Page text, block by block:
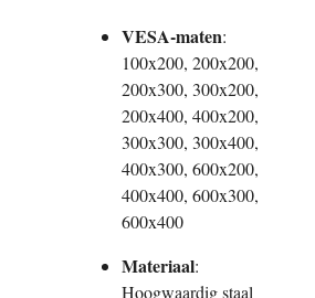
VESA-maten:
100x200, 200x200,
200x300, 300x200,
200x400, 400x200,
300x300, 300x400,
400x300, 600x200,
400x400, 600x300,
600x400
Materiaal:
Hoogwaardig staal